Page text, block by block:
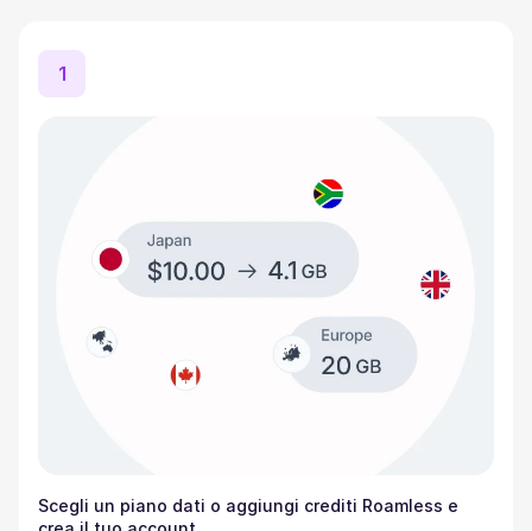
1
Scegli un piano dati o aggiungi crediti Roamless e